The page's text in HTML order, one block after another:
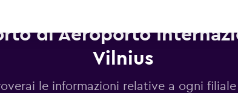
di Aeroporto
Vilnius
le informazioni relative a ogni